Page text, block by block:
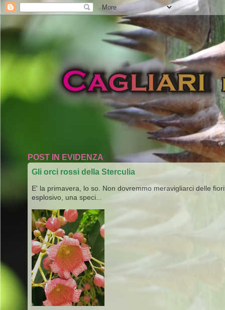
POST IN EVIDENZA
Gli orci rossi della Sterculia
E' la primavera, lo so. Non dovremmo meravigliarci delle
esplosivo, una speci...